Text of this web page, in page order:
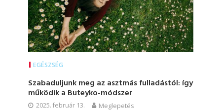
EGÉSZSÉG
Szabaduljunk meg az asztmás fulladástól: így
működik a Buteyko-módszer
2025. február 13. Meglepetés